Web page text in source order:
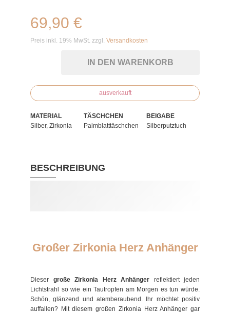
69,90 €
Preis inkl. 19% MwSt. zzgl. Versandkosten
IN DEN WARENKORB
ausverkauft
MATERIAL
Silber, Zirkonia
TÄSCHCHEN
Palmblatttäschchen
BEIGABE
Silberputztuch
BESCHREIBUNG
Großer Zirkonia Herz Anhänger
Dieser große Zirkonia Herz Anhänger reflektiert jeden
Lichtstrahl so wie ein Tautropfen am Morgen es tun würde.
Schön, glänzend und atemberaubend. Ihr möchtet positiv
auffallen? Mit diesem großen Zirkonia Herz Anhänger gar